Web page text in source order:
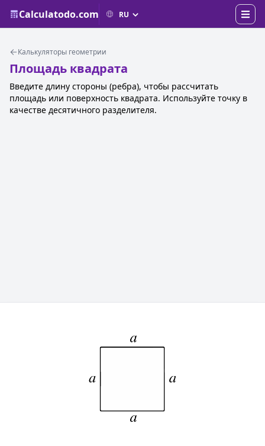
Calculatodo.com
Калькуляторы геометрии
Площадь квадрата
Введите длину стороны (ребра), чтобы рассчитать
площадь или поверхность квадрата. Используйте точку в
качестве десятичного разделителя.